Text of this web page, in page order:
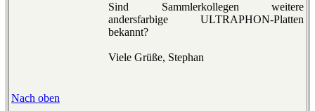
Sind Sammlerkollegen weitere
andersfarbige ULTRAPHON-Platten
bekannt?
Viele Grüße, Stephan
Nach oben